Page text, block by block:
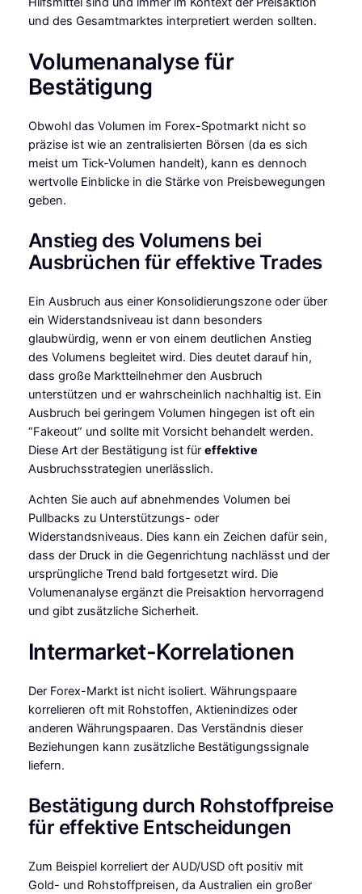
und des Gesamtmarktes interpretiert werden sollten.
Volumenanalyse für
Bestätigung
Obwohl das Volumen im Forex-Spotmarkt nicht so
präzise ist wie an zentralisierten Börsen (da es sich
meist um Tick-Volumen handelt), kann es dennoch
wertvolle Einblicke in die Stärke von Preisbewegungen
geben.
Anstieg des Volumens bei
Ausbrüchen für effektive Trades
Ein Ausbruch aus einer Konsolidierungszone oder über
ein Widerstandsniveau ist dann besonders
glaubwürdig, wenn er von einem deutlichen Anstieg
des Volumens begleitet wird. Dies deutet darauf hin,
dass große Marktteilnehmer den Ausbruch
unterstützen und er wahrscheinlich nachhaltig ist. Ein
Ausbruch bei geringem Volumen hingegen ist oft ein
“Fakeout” und sollte mit Vorsicht behandelt werden.
Diese Art der Bestätigung ist für effektive
Ausbruchsstrategien unerlässlich.
Achten Sie auch auf abnehmendes Volumen bei
Pullbacks zu Unterstützungs- oder
Widerstandsniveaus. Dies kann ein Zeichen dafür sein,
dass der Druck in die Gegenrichtung nachlässt und der
ursprüngliche Trend bald fortgesetzt wird. Die
Volumenanalyse ergänzt die Preisaktion hervorragend
und gibt zusätzliche Sicherheit.
Intermarket-Korrelationen
Der Forex-Markt ist nicht isoliert. Währungspaare
korrelieren oft mit Rohstoffen, Aktienindizes oder
anderen Währungspaaren. Das Verständnis dieser
Beziehungen kann zusätzliche Bestätigungssignale
liefern.
Bestätigung durch Rohstoffpreise
für effektive Entscheidungen
Zum Beispiel korreliert der AUD/USD oft positiv mit
Gold- und Rohstoffpreisen, da Australien ein großer